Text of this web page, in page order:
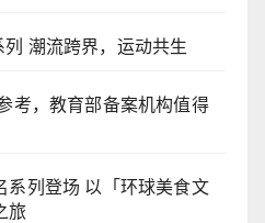
潮流跨界，运动共生
考，教育部备案机构值得
系列登场 以「环球美食文
旅